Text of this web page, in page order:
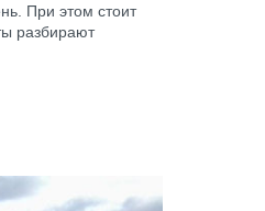
При этом стоит
разбирают